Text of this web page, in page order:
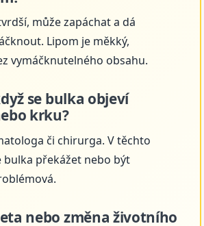
může zapáchat a dá
Lipom je měkký,
vymáčknutelného obsahu.
se bulka objeví
krku?
či chirurga. V těchto
bulka překážet nebo být
nebo změna životního